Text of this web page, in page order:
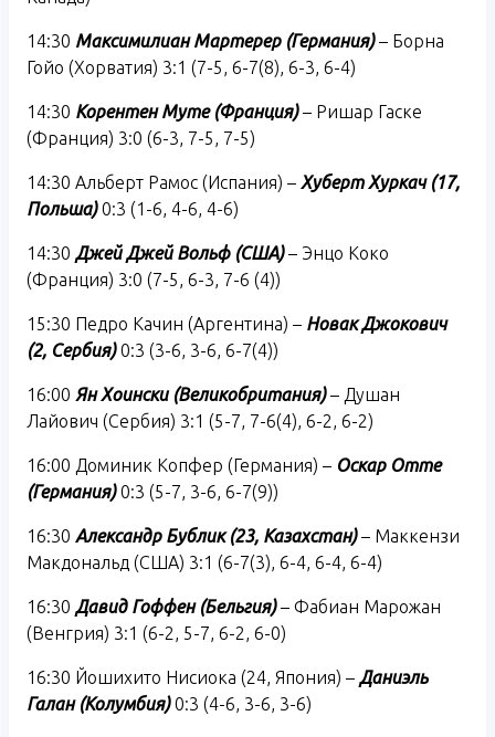
14:30 Максимилиан Мартерер (Германия) – Борна
Гойо (Хорватия) 3:1 (7-5, 6-7(8), 6-3, 6-4)
14:30 Корентен Муте (Франция)– Ришар Гаске
(Франция) 3:0 (6-3, 7-5, 7-5)
14:30 Альберт Рамос (Испания) – Хуберт Хуркач (17,
Польша) 0:3 (1-6, 4-6, 4-6)
14:30 Джей Джей Вольф (США) – Энцо Коко
(Франция) 3:0 (7-5, 6-3, 7-6 (4))
15:30 Педро Качин (Аргентина) – Новак Джокович
(2, Сербия)0:3 (3-6, 3-6, 6-7(4))
16:00 Ян Хоински (Великобритания) – Душан
Лайович (Сербия) 3:1 (5-7, 7-6(4), 6-2, 6-2)
16:00 Доминик Копфер (Германия) – Оскар Отте
(Германия)0:3 (5-7, 3-6, 6-7(9))
16:30 Александр Бублик (23, Казахстан)– Маккензи
Макдональд (США) 3:1 (6-7(3), 6-4, 6-4, 6-4)
16:30 Давид Гоффен (Бельгия) – Фабиан Марожан
(Венгрия) 3:1 (6-2, 5-7, 6-2, 6-0)
16:30 Йошихито Нисиока (24, Япония) – Даниэль
Галан (Колумбия)0:3 (4-6, 3-6, 3-6)